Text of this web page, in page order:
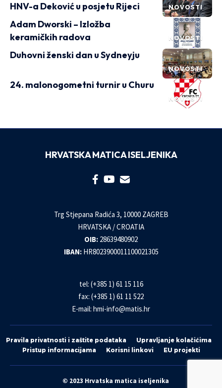
NOVOSTI
HNV-a Deković u posjetu Rijeci
NOVOSTI
Adam Dworski – Izložba
keramičkih radova
NOVOSTI
Duhovni ženski dan u Sydneyju
NOVOSTI
24. malonogometni turnir u Churu
HRVATSKA MATICA ISELJENIKA
Trg Stjepana Radića 3, 10000 ZAGREB
HRVATSKA / CROATIA
OIB: 28639480902
IBAN: HR8023900011100021305
tel: (+385 1) 61 15 116
fax: (+385 1) 61 11 522
E-mail: hmi-info@matis.hr
Pravila privatnosti i zaštite podataka
Upravljanje kolačićima
Pristup informacijama
Korisni linkovi EU projekti
© 2023 Hrvatska matica iseljenika